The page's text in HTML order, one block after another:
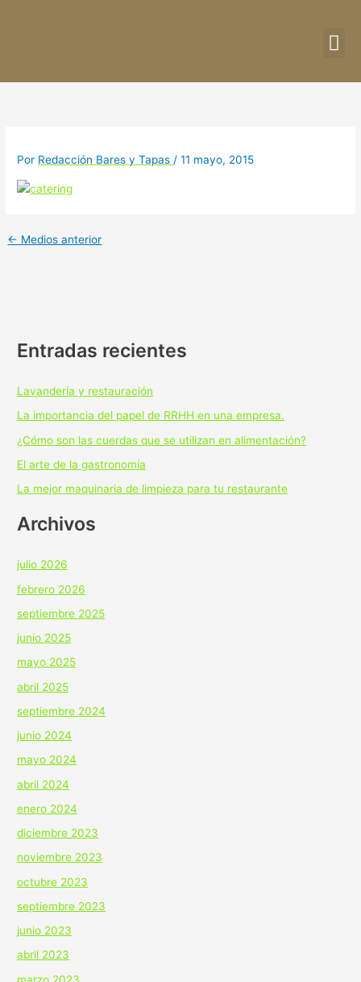
Por Redacción Bares y Tapas/11 mayo, 2015
← Medios anterior
Entradas recientes
Lavandería y restauración
La importancia del papel de RRHH en una empresa.
¿Cómo son las cuerdas que se utilizan en alimentación?
El arte de la gastronomía
La mejor maquinaria de limpieza para tu restaurante
Archivos
julio 2026
febrero 2026
septiembre 2025
junio 2025
mayo 2025
abril 2025
septiembre 2024
junio 2024
mayo 2024
abril 2024
enero 2024
diciembre 2023
noviembre 2023
octubre 2023
septiembre 2023
junio 2023
abril 2023
marzo 2023